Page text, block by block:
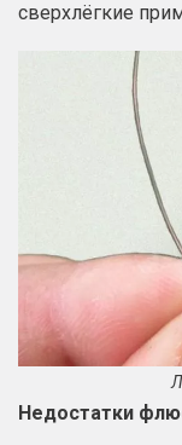
сверхлёгкие
Недостатки